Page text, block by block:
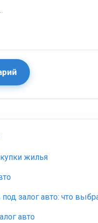
жилья
залог авто: что
авто